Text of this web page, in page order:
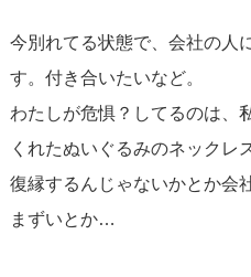
今別れてる状態で、会社の人
す。付き合いたいなど。
わたしが危惧？してるのは、
くれたぬいぐるみのネックレ
復縁するんじゃないかとか会
まずいとか…